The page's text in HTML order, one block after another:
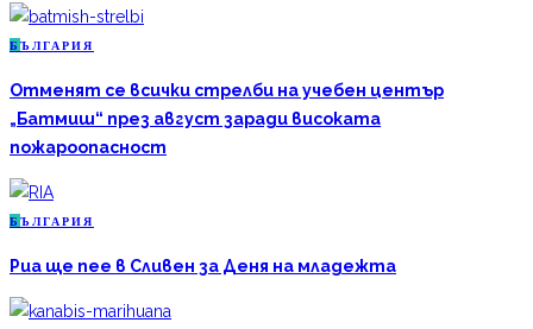
Б ЪЛГАРИЯ
Отменят се всички стрелби на учебен център
„Батмиш“ през август заради високата
пожароопасност
Б ЪЛГАРИЯ
Риа ще пее в Сливен за Деня на младежта